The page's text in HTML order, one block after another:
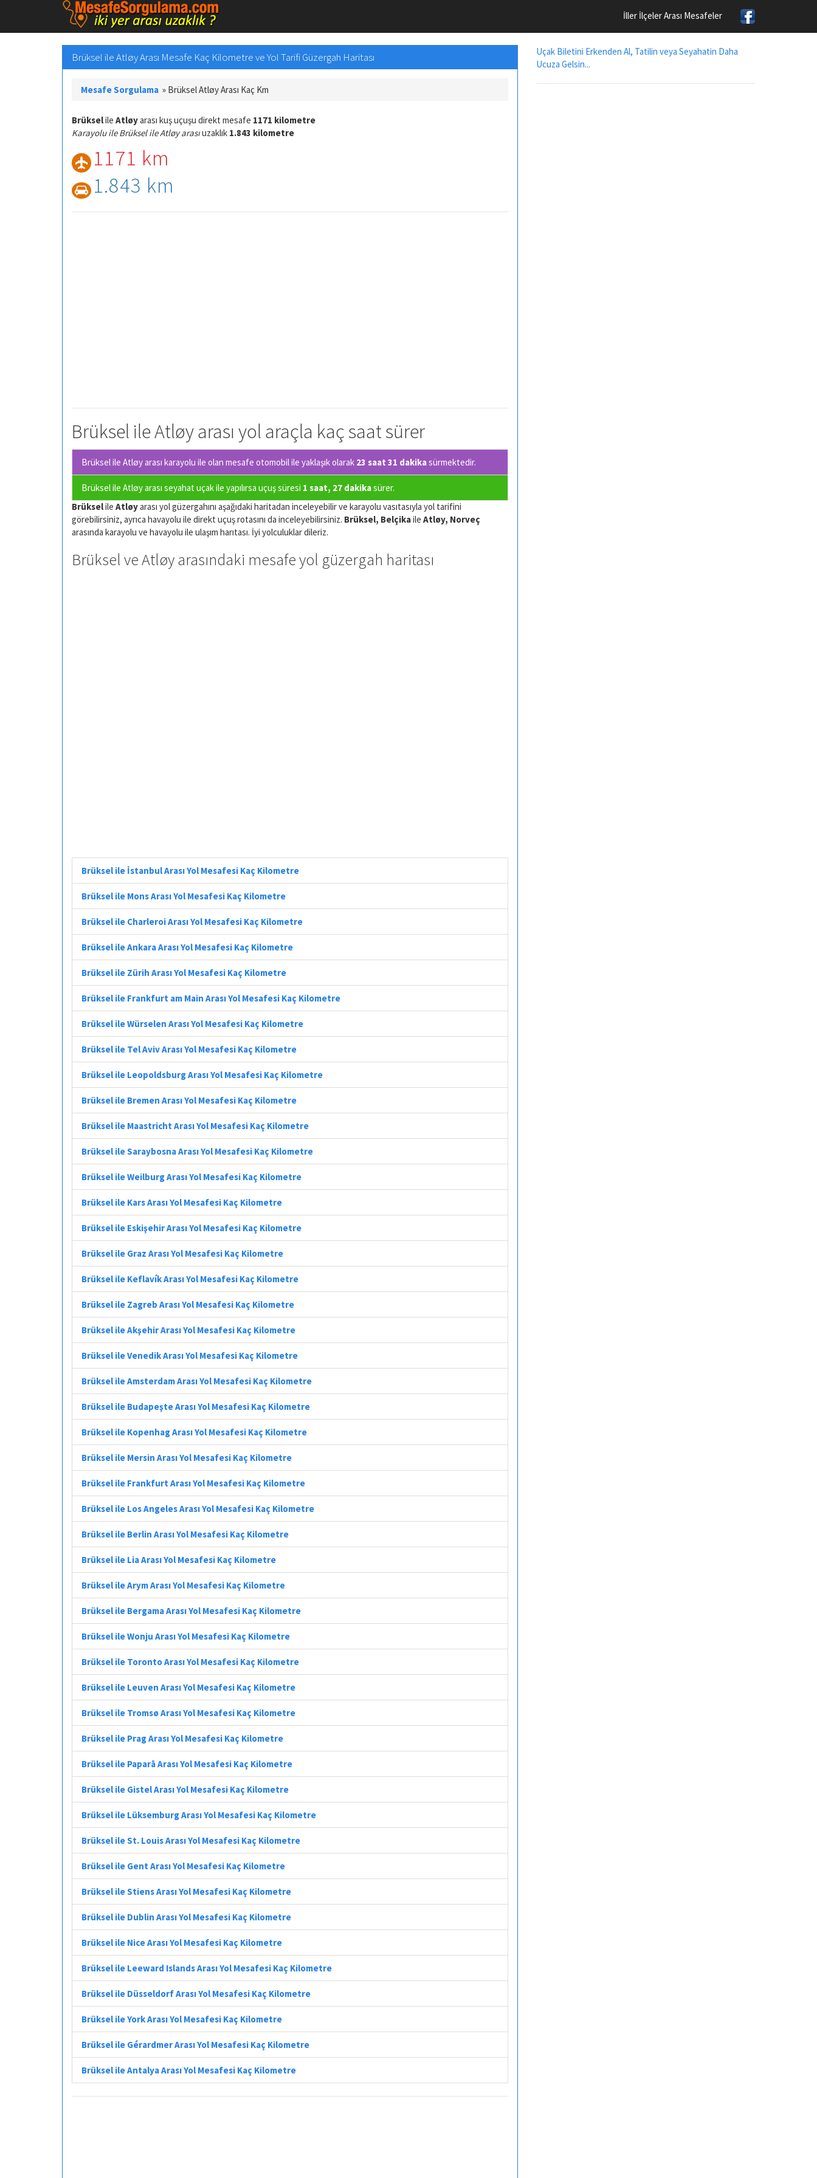
İller İlçeler Arası Mesafeler
Brüksel ile Atløy Arası Mesafe Kaç Kilometre ve Yol Tarifi Güzergah Haritası
Mesafe Sorgulama » Brüksel Atløy Arası Kaç Km
Brükselile Atløyarası kuş uçuşu direkt mesafe 1171 kilometre
Karayolu ile Brüksel ile Atløy arasıuzaklık 1.843 kilometre
1171 km
1.843 km
Brüksel ile Atløy arası yol araçla kaç saat sürer
Brüksel ile Atløy arası karayolu ile olan mesafe otomobil ile yaklaşık olarak 23 saat 31 dakikasürmektedir.
Brüksel ile Atløy arası seyahat uçak ile yapılırsa uçuş süresi 1 saat, 27 dakikasürer.
Brükselile Atløyarası yol güzergahını aşağıdaki haritadan inceleyebilir ve karayolu vasıtasıyla yol tarifini
görebilirsiniz, ayrıca havayolu ile direkt uçuş rotasını da inceleyebilirsiniz. Brüksel, Belçikaile Atløy, Norveç
arasında karayolu ve havayolu ile ulaşım harıtası. İyi yolculuklar dileriz.
Brüksel ve Atløy arasındaki mesafe yol güzergah haritası
Brüksel ile İstanbul Arası Yol Mesafesi Kaç Kilometre
Brüksel ile Mons Arası Yol Mesafesi Kaç Kilometre
Brüksel ile Charleroi Arası Yol Mesafesi Kaç Kilometre
Brüksel ile Ankara Arası Yol Mesafesi Kaç Kilometre
Brüksel ile Zürih Arası Yol Mesafesi Kaç Kilometre
Brüksel ile Frankfurt am Main Arası Yol Mesafesi Kaç Kilometre
Brüksel ile Würselen Arası Yol Mesafesi Kaç Kilometre
Brüksel ile Tel Aviv Arası Yol Mesafesi Kaç Kilometre
Brüksel ile Leopoldsburg Arası Yol Mesafesi Kaç Kilometre
Brüksel ile Bremen Arası Yol Mesafesi Kaç Kilometre
Brüksel ile Maastricht Arası Yol Mesafesi Kaç Kilometre
Brüksel ile Saraybosna Arası Yol Mesafesi Kaç Kilometre
Brüksel ile Weilburg Arası Yol Mesafesi Kaç Kilometre
Brüksel ile Kars Arası Yol Mesafesi Kaç Kilometre
Brüksel ile Eskişehir Arası Yol Mesafesi Kaç Kilometre
Brüksel ile Graz Arası Yol Mesafesi Kaç Kilometre
Brüksel ile Keflavík Arası Yol Mesafesi Kaç Kilometre
Brüksel ile Zagreb Arası Yol Mesafesi Kaç Kilometre
Brüksel ile Akşehir Arası Yol Mesafesi Kaç Kilometre
Brüksel ile Venedik Arası Yol Mesafesi Kaç Kilometre
Brüksel ile Amsterdam Arası Yol Mesafesi Kaç Kilometre
Brüksel ile Budapeşte Arası Yol Mesafesi Kaç Kilometre
Brüksel ile Kopenhag Arası Yol Mesafesi Kaç Kilometre
Brüksel ile Mersin Arası Yol Mesafesi Kaç Kilometre
Brüksel ile Frankfurt Arası Yol Mesafesi Kaç Kilometre
Brüksel ile Los Angeles Arası Yol Mesafesi Kaç Kilometre
Brüksel ile Berlin Arası Yol Mesafesi Kaç Kilometre
Brüksel ile Lia Arası Yol Mesafesi Kaç Kilometre
Brüksel ile Arym Arası Yol Mesafesi Kaç Kilometre
Brüksel ile Bergama Arası Yol Mesafesi Kaç Kilometre
Brüksel ile Wonju Arası Yol Mesafesi Kaç Kilometre
Brüksel ile Toronto Arası Yol Mesafesi Kaç Kilometre
Brüksel ile Leuven Arası Yol Mesafesi Kaç Kilometre
Brüksel ile Tromsø Arası Yol Mesafesi Kaç Kilometre
Brüksel ile Prag Arası Yol Mesafesi Kaç Kilometre
Brüksel ile Paparā Arası Yol Mesafesi Kaç Kilometre
Brüksel ile Gistel Arası Yol Mesafesi Kaç Kilometre
Brüksel ile Lüksemburg Arası Yol Mesafesi Kaç Kilometre
Brüksel ile St. Louis Arası Yol Mesafesi Kaç Kilometre
Brüksel ile Gent Arası Yol Mesafesi Kaç Kilometre
Brüksel ile Stiens Arası Yol Mesafesi Kaç Kilometre
Brüksel ile Dublin Arası Yol Mesafesi Kaç Kilometre
Brüksel ile Nice Arası Yol Mesafesi Kaç Kilometre
Brüksel ile Leeward Islands Arası Yol Mesafesi Kaç Kilometre
Brüksel ile Düsseldorf Arası Yol Mesafesi Kaç Kilometre
Brüksel ile York Arası Yol Mesafesi Kaç Kilometre
Brüksel ile Gérardmer Arası Yol Mesafesi Kaç Kilometre
Brüksel ile Antalya Arası Yol Mesafesi Kaç Kilometre
Uçak Biletini Erkenden Al, Tatilin veya Seyahatin Daha
Ucuza Gelsin...